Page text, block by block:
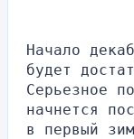
Начало
будет
Серьезное
начнется
в первый